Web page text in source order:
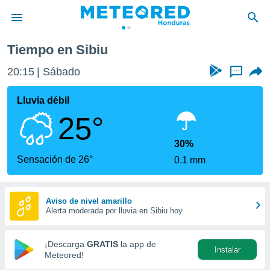
de
ha sido
para
que se
calidad.
a este
las
y
forma
digital
basada
Tiempo en Sibiu
20:15 Sábado ...
Lluvia débil
25°
Sensación de 26°
30%
0.1 mm
Aviso de nivel amarillo
Alerta moderada por lluvia en Sibiu hoy
¡Descarga GRATIS la app de
Meteored!
Instalar